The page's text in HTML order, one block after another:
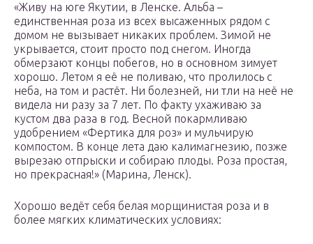
«Живу на юге Якутии, в Ленске. Альба –
единственная роза из всех высаженных рядом с
домом не вызывает никаких проблем. Зимой не
укрывается, стоит просто под снегом. Иногда
обмерзают концы побегов, но в основном зимует
хорошо. Летом я её не поливаю, что пролилось с
неба, на том и растёт. Ни болезней, ни тли на неё не
видела ни разу за 7 лет. По факту ухаживаю за
кустом два раза в год. Весной покармливаю
удобрением «Фертика для роз» и мульчирую
компостом. В конце лета даю калимагнезию, позже
вырезаю отпрыски и собираю плоды. Роза простая,
но прекрасная!» (Марина, Ленск).
Хорошо ведёт себя белая морщинистая роза и в
более мягких климатических условиях: